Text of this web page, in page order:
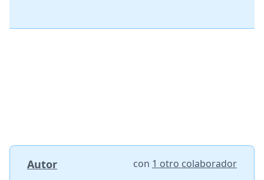
Autor con 1 otro colaborador